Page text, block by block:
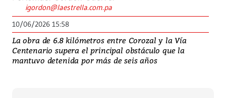
igordon@laestrella.com.pa
10/06/2026 15:58
La obra de 6.8 kilómetros entre Corozal y la Vía
Centenario supera el principal obstáculo que la
mantuvo detenida por más de seis años